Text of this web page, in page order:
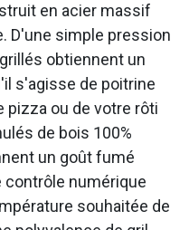
en acier massif
D'une simple pression
obtiennent un
s'agisse de poitrine
ou de votre rôti
de bois 100%
un goût fumé
contrôle numérique
souhaitée de